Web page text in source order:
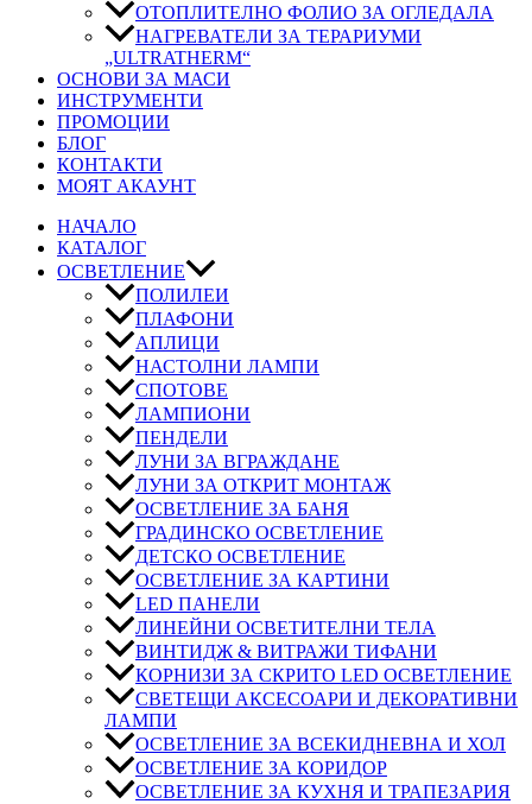
ОТОПЛИТЕЛНО ФОЛИО ЗА ОГЛЕДАЛА
НАГРЕВАТЕЛИ ЗА ТЕРАРИУМИ
„ULTRATHERM“
ОСНОВИ ЗА МАСИ
ИНСТРУМЕНТИ
ПРОМОЦИИ
БЛОГ
КОНТАКТИ
МОЯТ АКАУНТ
НАЧАЛО
КАТАЛОГ
ОСВЕТЛЕНИЕ
ПОЛИЛЕИ
ПЛАФОНИ
АПЛИЦИ
НАСТОЛНИ ЛАМПИ
СПОТОВЕ
ЛАМПИОНИ
ПЕНДЕЛИ
ЛУНИ ЗА ВГРАЖДАНЕ
ЛУНИ ЗА ОТКРИТ МОНТАЖ
ОСВЕТЛЕНИЕ ЗА БАНЯ
ГРАДИНСКО ОСВЕТЛЕНИЕ
ДЕТСКО ОСВЕТЛЕНИЕ
ОСВЕТЛЕНИЕ ЗА КАРТИНИ
LED ПАНЕЛИ
ЛИНЕЙНИ ОСВЕТИТЕЛНИ ТЕЛА
ВИНТИДЖ & ВИТРАЖИ ТИФАНИ
КОРНИЗИ ЗА СКРИТО LED ОСВЕТЛЕНИЕ
СВЕТЕЩИ АКСЕСОАРИ И ДЕКОРАТИВНИ
ЛАМПИ
ОСВЕТЛЕНИЕ ЗА ВСЕКИДНЕВНА И ХОЛ
ОСВЕТЛЕНИЕ ЗА КОРИДОР
ОСВЕТЛЕНИЕ ЗА КУХНЯ И ТРАПЕЗАРИЯ